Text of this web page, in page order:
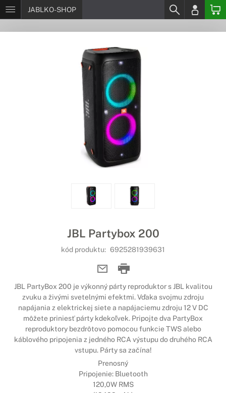
JABLKO-SHOP
JBL Partybox 200
kód produktu: 6925281939631
JBL PartyBox 200 je výkonný párty reproduktor s JBL kvalitou
zvuku a živými svetelnými efektmi. Vďaka svojmu zdroju
napájania z elektrickej siete a napájaciemu zdroju 12 V DC
môžete priniesť párty kdekoľvek. Pripojte dva PartyBox
reproduktory bezdrôtovo pomocou funkcie TWS alebo
káblového pripojenia z jedného RCA výstupu do druhého RCA
vstupu. Párty sa začína!
Prenosný
Pripojenie: Bluetooth
120,0W RMS